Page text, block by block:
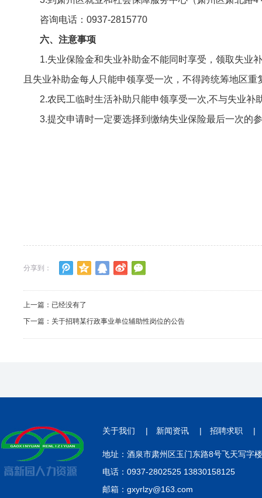
咨询电话：0937-2815770
六、注意事项
1.失业保险金和失业补助金不能同时享受，领取失业补
且失业补助金每人只能申领享受一次，不得跨统筹地区
2.农民工临时生活补助只能申领享受一次,不与失业补
3.提交申请时一定要选择到缴纳失业保险最后一次的
分享到：
上一篇：已经没有了
下一篇： 关于招聘某行政事业单位辅助性岗位的公告
关于我们 | 新闻资讯 | 招聘求职
地址：酒泉市肃州区玉门东路8号飞天写字
电话：0937-2802525 13830158125
邮箱：gxyrlzy@163.com